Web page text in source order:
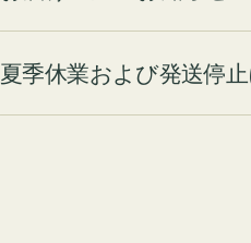
夏季休業および発送停